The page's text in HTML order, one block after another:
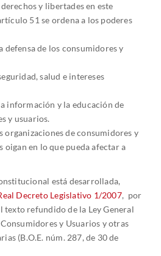
y libertades en este
51 se ordena a los poderes
defensa de los consumidores y
salud e intereses
información y la educación de
y usuarios.
organizaciones de consumidores y
oigan en lo que pueda afectar a
está desarrollada,
Decreto Legislativo 1/2007, por
texto refundido de la Ley General
y Usuarios y otras
(B.O.E. núm. 287, de 30 de